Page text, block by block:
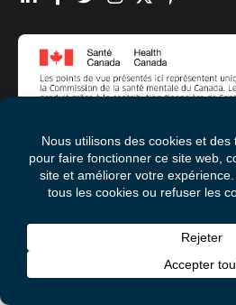
© 2026 Mental Health Commission of Canada